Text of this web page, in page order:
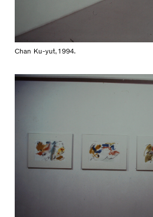
Chan Ku-yut, 1994.